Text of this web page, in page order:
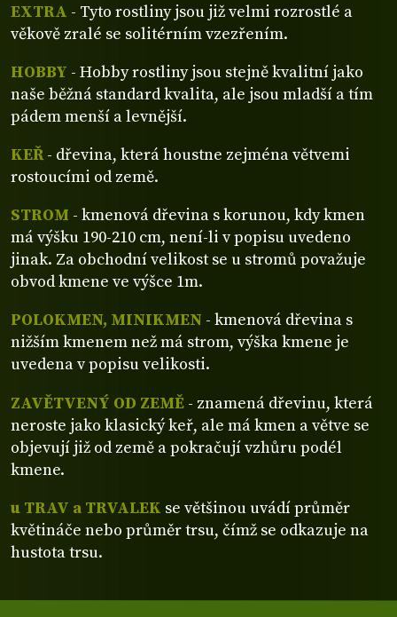
EXTRA - Tyto rostliny jsou již velmi rozrostlé a
věkově zralé se solitérním vzezřením.
HOBBY - Hobby rostliny jsou stejně kvalitní jako
naše běžná standard kvalita, ale jsou mladší a tím
pádem menší a levnější.
KEŘ- dřevina, která houstne zejména větvemi
rostoucími od země.
STROM - kmenová dřevina s korunou, kdy kmen
má výšku 190-210 cm, není-li v popisu uvedeno
jinak. Za obchodní velikost se u stromů považuje
obvod kmene ve výšce 1m.
POLOKMEN, MINIKMEN - kmenová dřevina s
nižším kmenem než má strom, výška kmene je
uvedena v popisu velikosti.
ZAVĚTVENÝ OD ZEMĚ - znamená dřevinu, která
neroste jako klasický keř, ale má kmen a větve se
objevují již od země a pokračují vzhůru podél
kmene.
u TRAV a TRVALEK se většinou uvádí průměr
květináče nebo průměr trsu, čímž se odkazuje na
hustota trsu.